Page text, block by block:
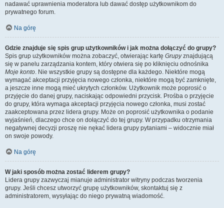
nadawać uprawnienia moderatora lub dawać dostęp użytkownikom do
prywatnego forum.
Na górę
Gdzie znajduje się spis grup użytkowników i jak można dołączyć do grupy?
Spis grup użytkowników można zobaczyć, otwierając kartę Grupyznajdującą
się w panelu zarządzania kontem, który otwiera się po kliknięciu odnośnika
Moje konto. Nie wszystkie grupy są dostępne dla każdego. Niektóre mogą
wymagać akceptacji przyjęcia nowego członka, niektóre mogą być zamknięte,
a jeszcze inne mogą mieć ukrytych członków. Użytkownik może poprosić o
przyjęcie do danej grupy, naciskając odpowiedni przycisk. Prośba o przyjęcie
do grupy, która wymaga akceptacji przyjęcia nowego członka, musi zostać
zaakceptowana przez lidera grupy. Może on poprosić użytkownika o podanie
wyjaśnień, dlaczego chce on dołączyć do tej grupy. W przypadku otrzymania
negatywnej decyzji proszę nie nękać lidera grupy pytaniami – widocznie miał
on swoje powody.
Na górę
W jaki sposób można zostać liderem grupy?
Lidera grupy zazwyczaj mianuje administrator witryny podczas tworzenia
grupy. Jeśli chcesz utworzyć grupę użytkowników, skontaktuj się z
administratorem, wysyłając do niego prywatną wiadomość.